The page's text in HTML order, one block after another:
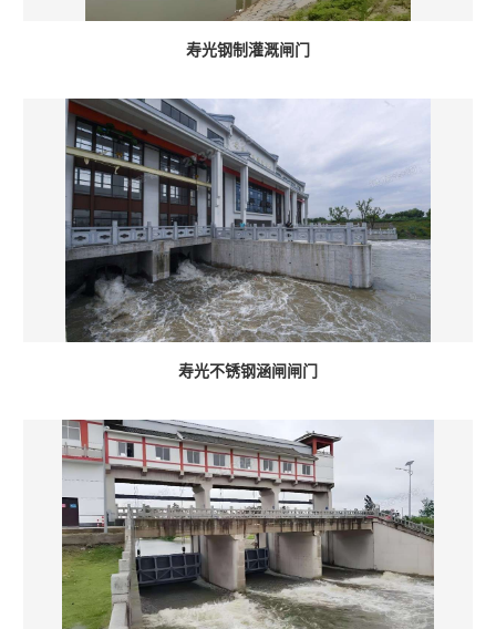
寿光钢制灌溉闸门
寿光不锈钢涵闸闸门